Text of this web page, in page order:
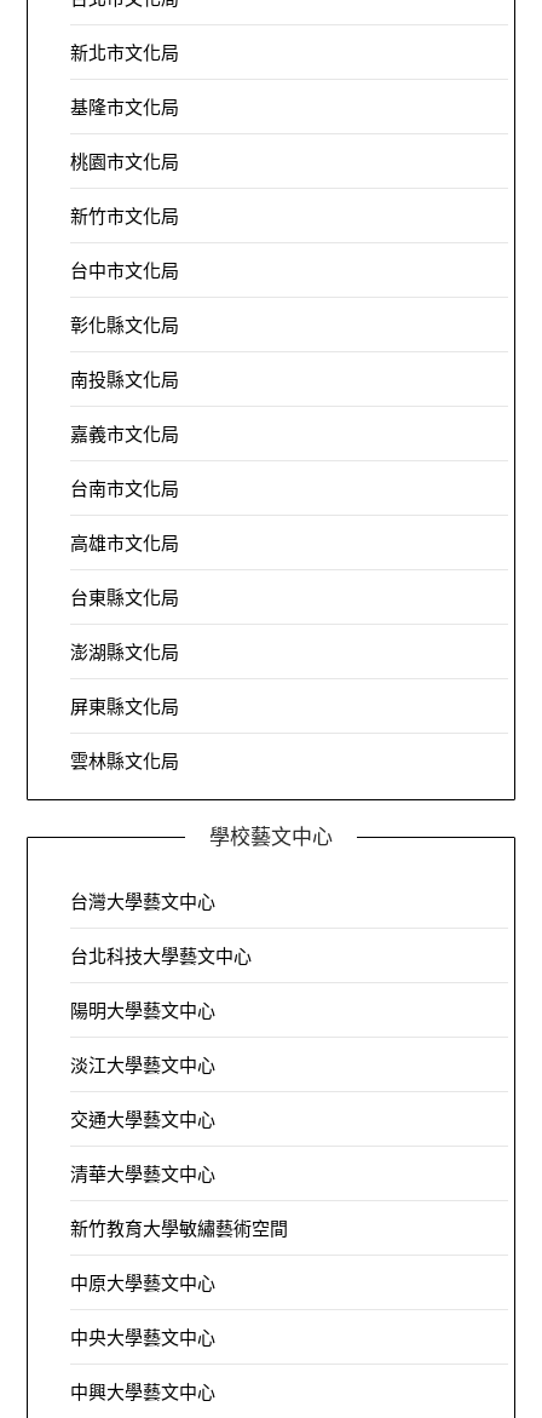
新北市文化局
基隆市文化局
桃園市文化局
新竹市文化局
台中市文化局
彰化縣文化局
南投縣文化局
嘉義市文化局
台南市文化局
高雄市文化局
台東縣文化局
澎湖縣文化局
屏東縣文化局
雲林縣文化局
學校藝文中心
台灣大學藝文中心
台北科技大學藝文中心
陽明大學藝文中心
淡江大學藝文中心
交通大學藝文中心
清華大學藝文中心
新竹教育大學敏繡藝術空間
中原大學藝文中心
中央大學藝文中心
中興大學藝文中心